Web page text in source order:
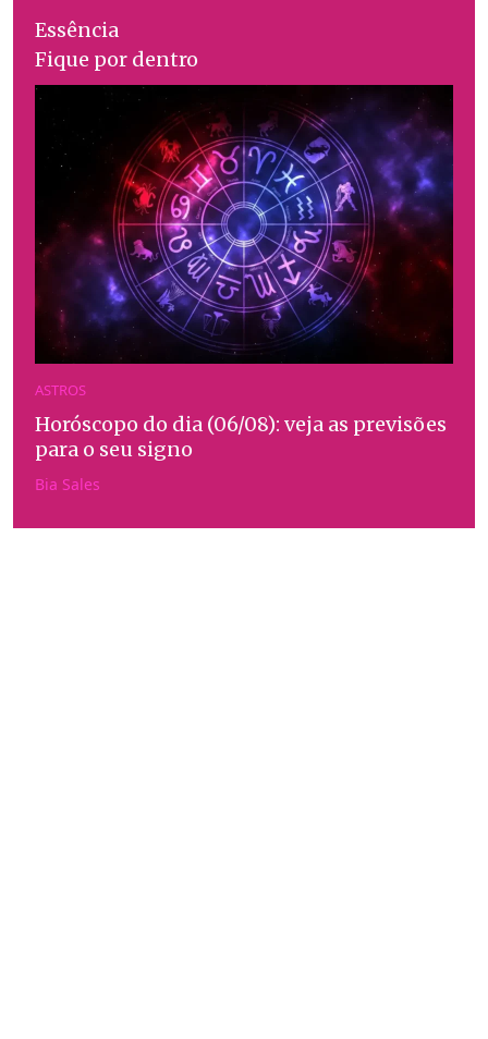
Essência
Fique por dentro
ASTROS
Horóscopo do dia (06/08): veja as previsões
para o seu signo
Bia Sales